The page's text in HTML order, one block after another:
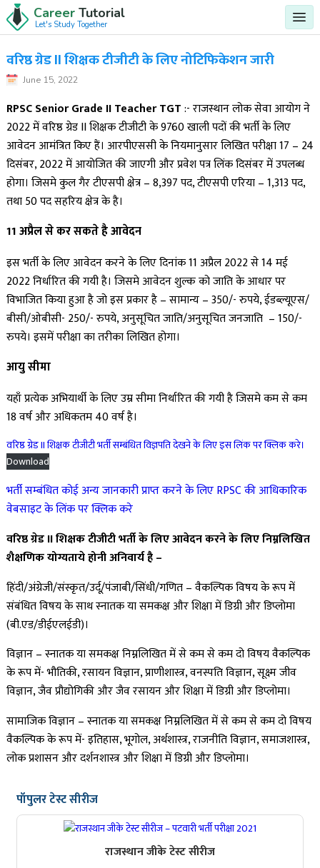
Career Tutorial
Let's Study Together
पॉपुलर टेस्ट सीरीज
राजस्थान जीके टेस्ट सीरीज
वरिष्ठ ग्रेड II शिक्षक टीजीटी के लिए नोटिफिकेशन जारी
June 15, 2022
RPSC Senior Grade II Teacher TGT:- राजस्थान लोक सेवा आयोग ने
2022 में वरिष्ठ ग्रेड II शिक्षक टीजीटी के 9760 खाली पदों की भर्ती के लिए
आवेदन आमंत्रित किए हैं। आरपीएससी के नियमानुसार लिखित परीक्षा 17 – 24
दिसंबर, 2022 में आयोजित की जाएगी और प्रवेश पत्र लिंक दिसंबर में उपलब्ध
होगा। जिसमे कुल गैर टीएसपी क्षेत्र – 8,397 पद, टीएसपी एरिया – 1,313 पद,
तथा 50 पद सहरिय क्षेत्र के है।
11 अप्रैल से कर सकते है आवेदन
इस भर्ती के लिए आवेदन करने के लिए दिनांक 11 अप्रैल 2022 से 14 मई
2022 निर्धारित की गयी है। जिसमे आवेदन शुल्क को जाति के आधार पर
विभाजित किया हुआ है जो इस प्रकार है – सामान्य – 350/- रुपये, ईडब्ल्यूएस/
बीसी/ओबीसी- 250/- रुपये, अनुसूचित जाति/अनुसूचित जनजाति – 150/-
रुपये। इसमें परीक्षा का तरीका लिखित होगा।
आयु सीमा
यहाँ प्रत्येक अभियार्थी के लिए उम्र सीमा निर्थारित की गयी है जिसमे कम से कम
18 वर्ष और अधिकतम 40 वर्ष है।
वरिष्ठ ग्रेड II शिक्षक टीजीटी भर्ती सम्बंधित विज्ञपति देखने के लिए इस लिंक पर क्लिक करे।
Download
भर्ती सम्बंधित कोई अन्य जानकारी प्राप्त करने के लिए RPSC की आधिकारिक
वेबसाइट के लिंक पर क्लिक करे
वरिष्ठ ग्रेड II शिक्षक टीजीटी भर्ती के लिए आवेदन करने के लिए निम्नलिखित
शैक्षणिक योग्यताये होनी अनिवार्य है –
हिंदी/अंग्रेजी/संस्कृत/उर्दू/पंजाबी/सिंधी/गणित – वैकल्पिक विषय के रूप में
संबंधित विषय के साथ स्नातक या समकक्ष और शिक्षा में डिग्री और डिप्लोमा
(बी.एड/डीईएलईडी)।
विज्ञान – स्नातक या समकक्ष निम्नलिखित में से कम से कम दो विषय वैकल्पिक
के रूप में- भौतिकी, रसायन विज्ञान, प्राणीशास्त्र, वनस्पति विज्ञान, सूक्ष्म जीव
विज्ञान, जैव प्रौद्योगिकी और जैव रसायन और शिक्षा में डिग्री और डिप्लोमा।
सामाजिक विज्ञान – स्नातक या समकक्ष निम्नलिखित में से कम से कम दो विषय
वैकल्पिक के रूप में- इतिहास, भूगोल, अर्थशास्त्र, राजनीति विज्ञान, समाजशास्त्र,
लोक प्रशासन और दर्शनशास्त्र और शिक्षा में डिग्री और डिप्लोमा।